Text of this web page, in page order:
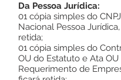
Da Pessoa Jurídica:
01 cópia simples do
Nacional Pessoa
retida;
01 cópia simples do
OU do Estatuto e Ata OU
Requerimento de